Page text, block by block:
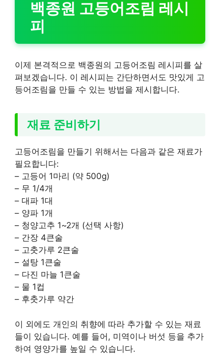
백종원 고등어조림 레시
피
이제 본격적으로 백종원의 고등어조림 레시피를 살
펴보겠습니다. 이 레시피는 간단하면서도 맛있게 고
등어조림을 만들 수 있는 방법을 제시합니다.
재료 준비하기
고등어조림을 만들기 위해서는 다음과 같은 재료가
필요합니다:
– 고등어 1마리 (약 500g)
– 무 1/4개
– 대파 1대
– 양파 1개
– 청양고추 1~2개 (선택 사항)
– 간장 4큰술
– 고춧가루 2큰술
– 설탕 1큰술
– 다진 마늘 1큰술
– 물 1컵
– 후춧가루 약간
이 외에도 개인의 취향에 따라 추가할 수 있는 재료
들이 있습니다. 예를 들어, 미역이나 버섯 등을 추가
하여 영양가를 높일 수 있습니다.